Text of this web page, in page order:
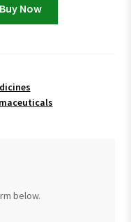
Buy Now
below.